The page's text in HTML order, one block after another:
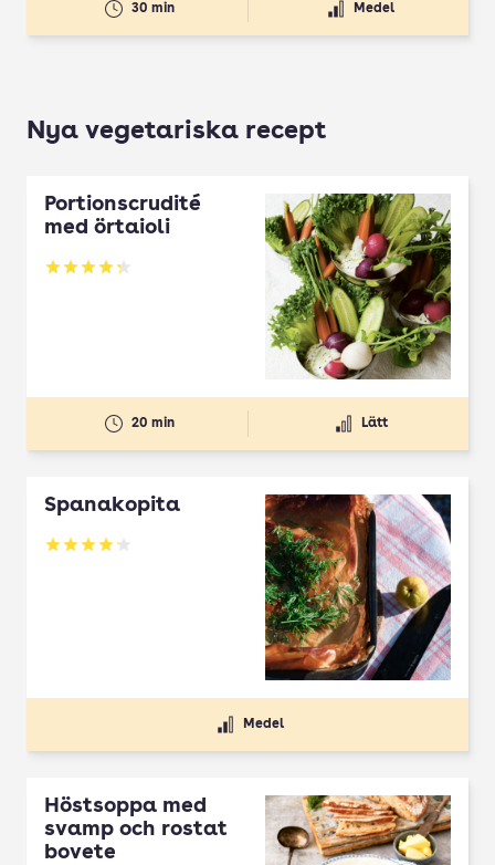
30 min Medel
Nya vegetariska recept
Portionscrudité
med örtaioli
Betyg: 4.27 av 5
20 min Lätt
Spanakopita
Betyg: 4.1 av 5
Medel
Höstsoppa med
svamp och rostat
bovete